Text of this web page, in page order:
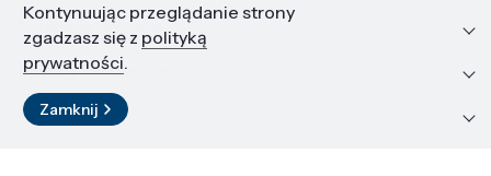
Edukacja i kariera
Zasoby i materiały
Kontakt
Kontynuując przeglądanie strony
zgadzasz się z polityką
prywatności.
Zamknij